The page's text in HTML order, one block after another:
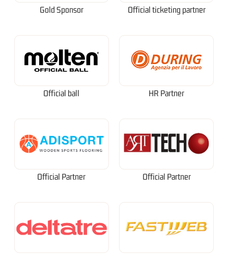
Gold Sponsor Official ticketing partner
Official ball HR Partner
Official Partner Official Partner